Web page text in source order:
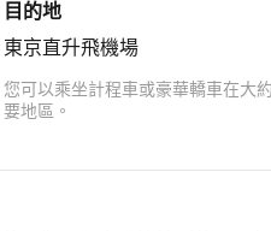
目的地
東京直升飛機場
您可以乘坐計程車或豪華轎車在大
要地區。